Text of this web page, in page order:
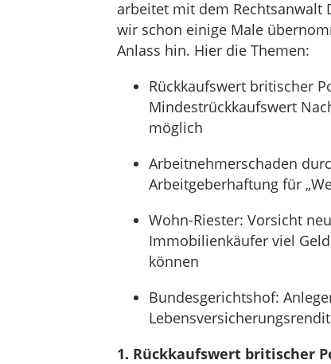
arbeitet mit dem Rechtsanwalt
wir schon einige Male
Anlass hin. Hier die Themen:
Rückkaufswert britischer
Mindestrückkaufswert
möglich
Arbeitnehmerschaden
Arbeitgeberhaftung für
Wohn-Riester: Vorsicht
Immobilienkäufer viel
können
Bundesgerichtshof:
1. Rückkaufswert britischer